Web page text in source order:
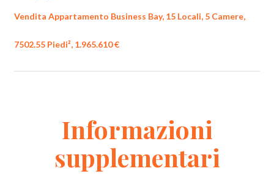
Vendita Appartamento Business Bay, 15 Locali, 5 Camere,
7502.55 Piedi², 1.965.610 €
Informazioni
supplementari